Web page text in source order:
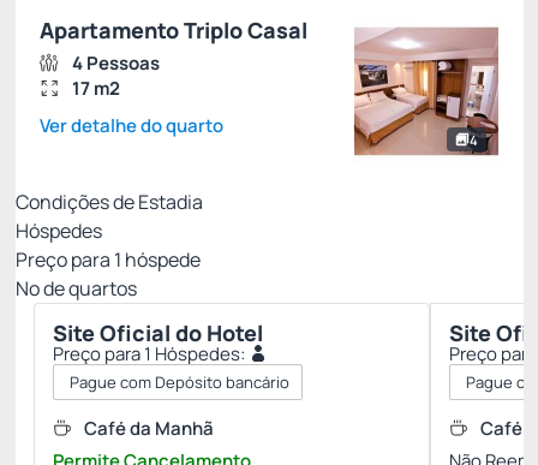
4
Apartamento Triplo Casal
4 Pessoas
17 m2
Ver detalhe do quarto
Condições de Estadia
Hóspedes
Preço para 1 hóspede
Nº de quartos
Site Oficial do Hotel
Preço para 1 Hóspedes:
Pague com Depósito bancário
Café da Manhã
Site
Preço
Pague
Café